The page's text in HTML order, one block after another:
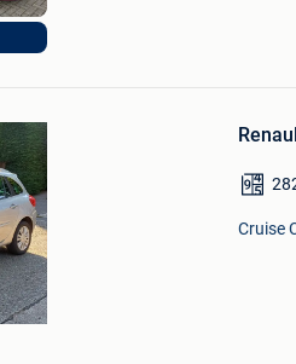
Cruise